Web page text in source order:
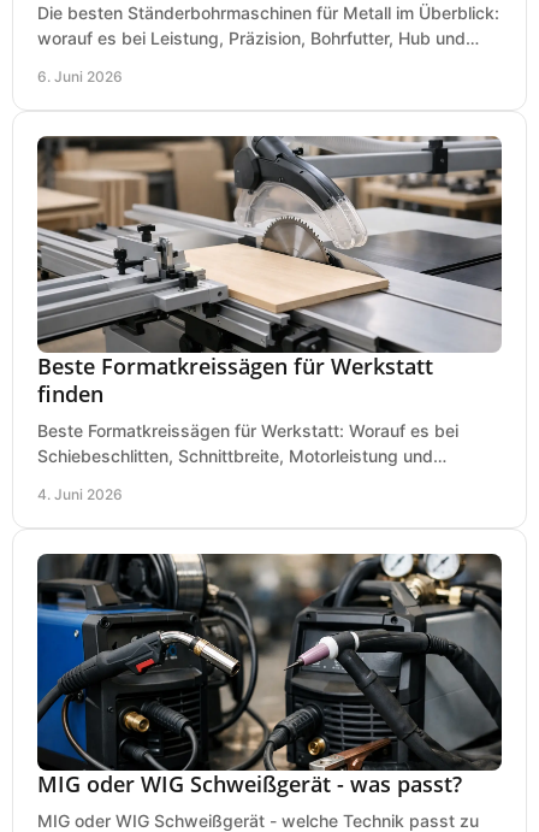
Die besten Ständerbohrmaschinen für Metall im Überblick:
worauf es bei Leistung, Präzision, Bohrfutter, Hub und
6. Juni 2026
Beste Formatkreissägen für Werkstatt
finden
Beste Formatkreissägen für Werkstatt: Worauf es bei
Schiebeschlitten, Schnittbreite, Motorleistung und
4. Juni 2026
MIG oder WIG Schweißgerät - was passt?
MIG oder WIG Schweißgerät - welche Technik passt zu